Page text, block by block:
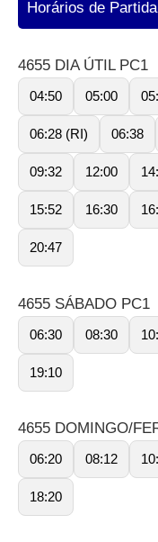
Horários de Partida
4655 DIA ÚTIL PC1
04:50 05:00
06:28 (RI) 06:38
09:32 12:00
15:52 16:30
20:47
4655 SÁBADO PC1
06:30 08:30
19:10
4655 DOMINGO/
06:20 08:12
18:20